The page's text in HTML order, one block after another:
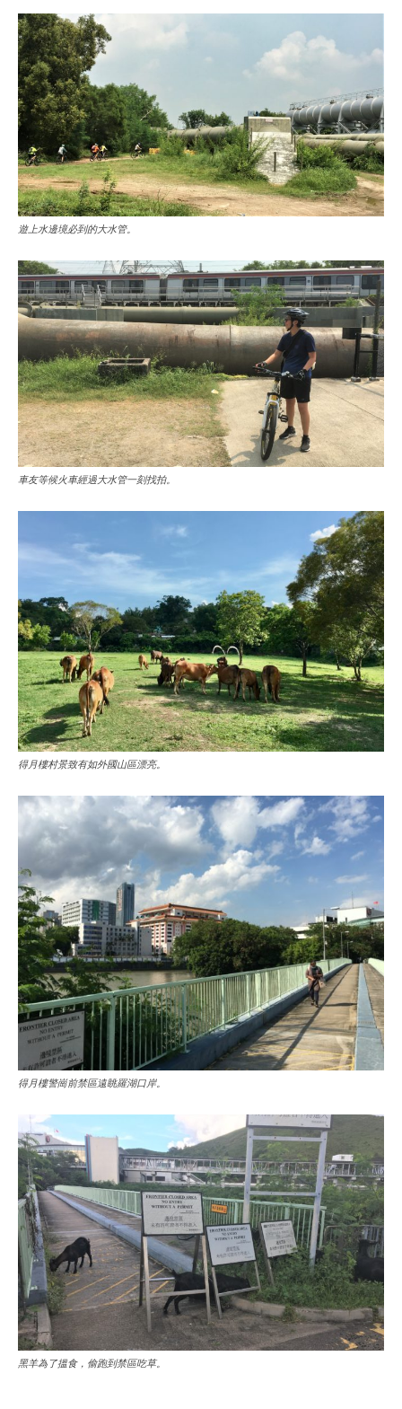
遊上水邊境必到的大水管。
車友等候火車經過大水管一刻找拍。
得月樓村景致有如外國山區漂亮。
得月樓警崗前禁區遠眺羅湖口岸。
黑羊為了搵食，偷跑到禁區吃草。